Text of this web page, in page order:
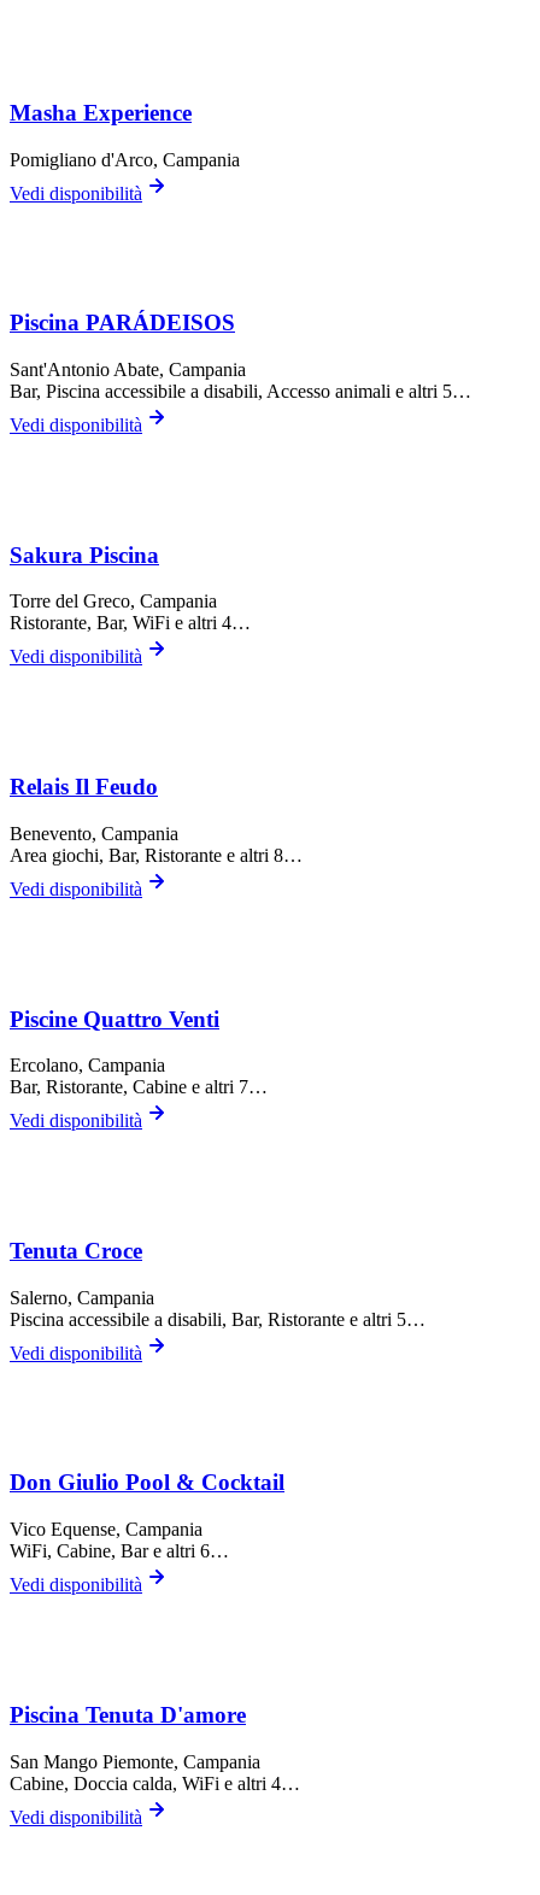
Masha Experience
Pomigliano d'Arco, Campania
Vedi disponibilità
Piscina PARÁDEISOS
Sant'Antonio Abate, Campania
Bar, Piscina accessibile a disabili, Accesso animali e altri 5…
Vedi disponibilità
Sakura Piscina
Torre del Greco, Campania
Ristorante, Bar, WiFi e altri 4…
Vedi disponibilità
Relais Il Feudo
Benevento, Campania
Area giochi, Bar, Ristorante e altri 8…
Vedi disponibilità
Piscine Quattro Venti
Ercolano, Campania
Bar, Ristorante, Cabine e altri 7…
Vedi disponibilità
Tenuta Croce
Salerno, Campania
Piscina accessibile a disabili, Bar, Ristorante e altri 5…
Vedi disponibilità
Don Giulio Pool & Cocktail
Vico Equense, Campania
WiFi, Cabine, Bare altri 6…
Vedi disponibilità
Piscina Tenuta D'amore
San Mango Piemonte, Campania
Cabine, Doccia calda, WiFi e altri 4…
Vedi disponibilità